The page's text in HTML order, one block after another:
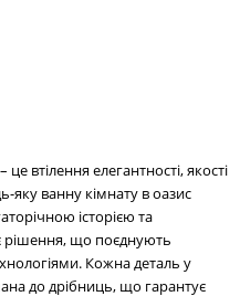
втілення елегантності, якості
яку ванну кімнату в оазис
історією та
рішення, що поєднують
Кожна деталь у
до дрібниць, що гарантує